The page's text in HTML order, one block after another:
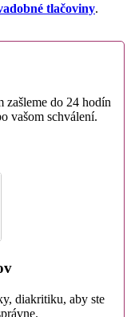
tlačoviny.
do 24 hodín
vašom schválení.
diakritiku, aby ste